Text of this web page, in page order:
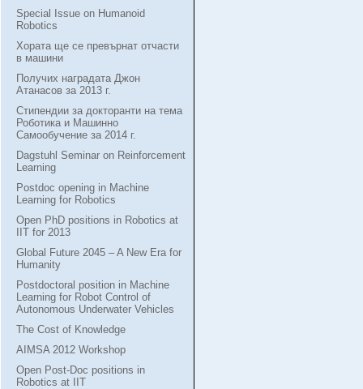
Special Issue on Humanoid
Robotics
Хората ще се превърнат отчасти
в машини
Получих наградата Джон
Атанасов за 2013 г.
Стипендии за докторанти на тема
Роботика и Машинно
Самообучение за 2014 г.
Dagstuhl Seminar on Reinforcement
Learning
Postdoc opening in Machine
Learning for Robotics
Open PhD positions in Robotics at
IIT for 2013
Global Future 2045 – A New Era for
Humanity
Postdoctoral position in Machine
Learning for Robot Control of
Autonomous Underwater Vehicles
The Cost of Knowledge
AIMSA 2012 Workshop
Open Post-Doc positions in
Robotics at IIT